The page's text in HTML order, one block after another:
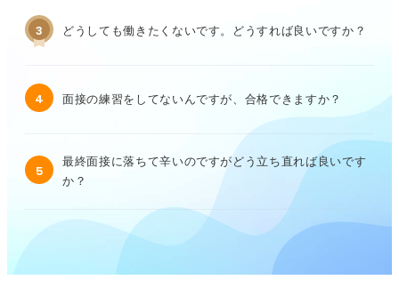
3 どうしても働きたくないです。どうすれば良いですか？
4 面接の練習をしてないんですが、合格できますか？
5
最終面接に落ちて辛いのですがどう立ち直れば良いです
か？